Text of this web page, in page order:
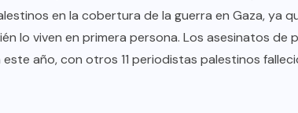
en la cobertura de la guerra en Gaza, ya
lo viven en primera persona. Los asesinatos de
año, con otros 11 periodistas palestinos